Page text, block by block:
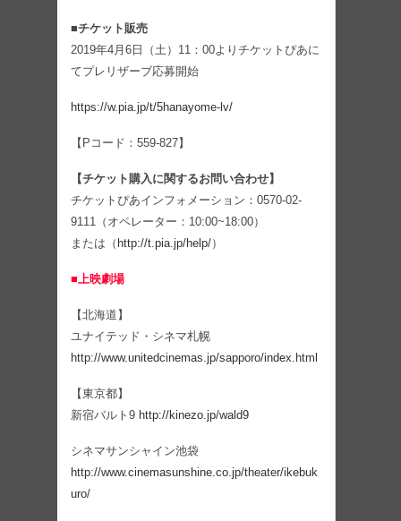
■チケット販売
2019年4月6日（土）11：00よりチケットぴあに
てプレリザーブ応募開始
https://w.pia.jp/t/5hanayome-lv/
【Pコード：559-827】
【チケット購入に関するお問い合わせ】
チケットぴあインフォメーション：0570-02-
9111（オペレーター：10:00~18:00）
または（ http://t.pia.jp/help/）
■上映劇場
【北海道】
ユナイテッド・シネマ札幌
http://www.unitedcinemas.jp/sapporo/index.html
【東京都】
新宿バルト9 http://kinezo.jp/wald9
シネマサンシャイン池袋
http://www.cinemasunshine.co.jp/theater/ikebuk
uro/